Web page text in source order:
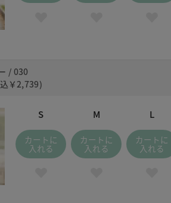
/ 030
￥2,739)
S
カートに
入れる
M
カートに
入れる
L
カートに
入れる